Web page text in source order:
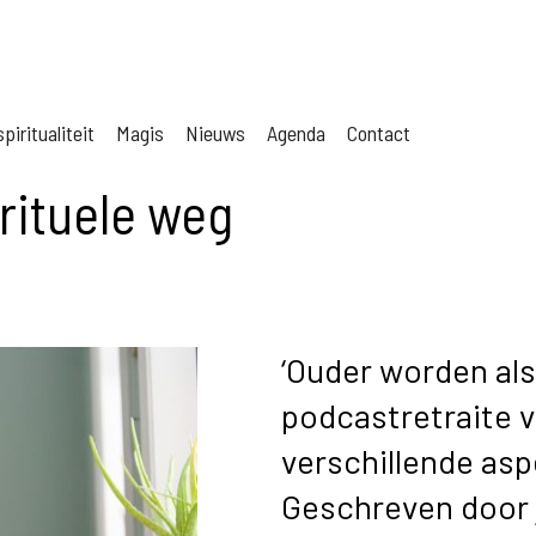
Magis Nieuws Agenda Contact
weg
‘Ouder worden
podcastretraite
verschillende
Geschreven